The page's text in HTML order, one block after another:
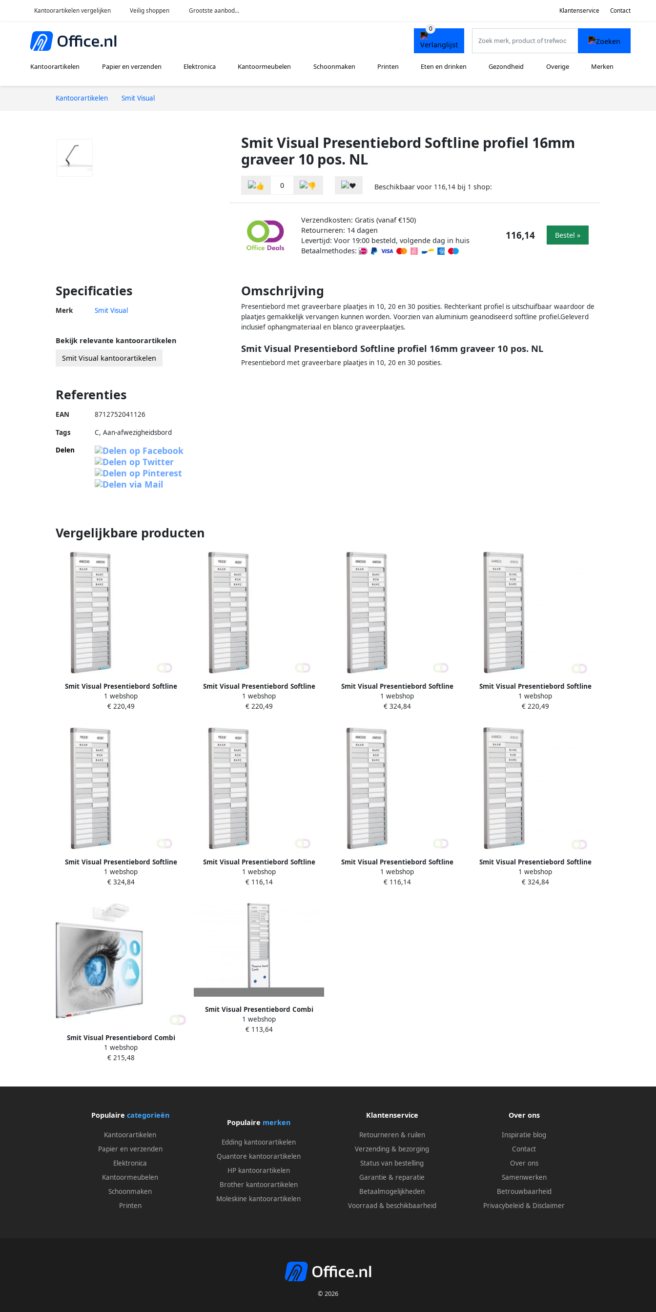
Kantoorartikelen vergelijken Veilig shoppen Grootste aanbod... Klantenservice Contact
Kantoorartikelen Papier en verzenden Elektronica Kantoormeubelen Schoonmaken Printen Eten en drinken Gezondheid Overige Merken
Kantoorartikelen Smit Visual
Smit Visual Presentiebord Softline profiel 16mm
graveer 10 pos. NL
0 Beschikbaar voor 116,14 bij 1 shop:
Verzendkosten: Gratis (vanaf €150)
Retourneren: 14 dagen
Levertijd: Voor 19:00 besteld, volgende dag in huis
Betaalmethodes:
116,14 Bestel »
Specificaties
Merk Smit Visual
Omschrijving
Presentiebord met graveerbare plaatjes in 10, 20 en 30 posities. Rechterkant profiel is uitschuifbaar waardoor de
plaatjes gemakkelijk vervangen kunnen worden. Voorzien van aluminium geanodiseerd softline profiel.Geleverd
inclusief ophangmateriaal en blanco graveerplaatjes.
Smit Visual Presentiebord Softline profiel 16mm graveer 10 pos. NL
Presentiebord met graveerbare plaatjes in 10, 20 en 30 posities.
Bekijk relevante kantoorartikelen
Smit Visual kantoorartikelen
Referenties
EAN 8712752041126
Tags
C, Aan-afwezigheidsbord
Delen
Vergelijkbare producten
Smit Visual Presentiebord Softline
profiel 16mm graveer 20 pos. DE
52x24cm
1 webshop
€ 220,49
Smit Visual Presentiebord Softline
profiel 16mm graveer 20 pos. EN
52x24cm
1 webshop
€ 220,49
Smit Visual Presentiebord Softline
profiel 16mm graveer 30 pos. DE
75x24cm
1 webshop
€ 324,84
Smit Visual Presentiebord Softline
profiel 16mm graveer 20 pos. NL
52x24cm
1 webshop
€ 220,49
Smit Visual Presentiebord Softline
profiel 16mm graveer 30 pos. EN
75x24cm
1 webshop
€ 324,84
Smit Visual Presentiebord Softline
profiel 16mm graveer 10 pos. EN
1 webshop
€ 116,14
Smit Visual Presentiebord Softline
profiel 16mm graveer 10 pos. DE
1 webshop
€ 116,14
Smit Visual Presentiebord Softline
profiel 16mm graveer 30 pos. NL
75x24cm
1 webshop
€ 324,84
Smit Visual Presentiebord Combi
Softline 16mm graveer 20 pos. GB
52x24cm
1 webshop
€ 215,48
Smit Visual Presentiebord Combi
Softline 16mm graveer 10 pos. GB
24x29cm
1 webshop
€ 113,64
Populaire categorieën
Kantoorartikelen
Papier en verzenden
Elektronica
Kantoormeubelen
Schoonmaken
Printen
Populaire merken
Edding kantoorartikelen
Quantore kantoorartikelen
HP kantoorartikelen
Brother kantoorartikelen
Moleskine kantoorartikelen
Klantenservice
Retourneren & ruilen
Verzending & bezorging
Status van bestelling
Garantie & reparatie
Betaalmogelijkheden
Voorraad & beschikbaarheid
Over ons
Inspiratie blog
Contact
Over ons
Samenwerken
Betrouwbaarheid
Privacybeleid & Disclaimer
© 2026